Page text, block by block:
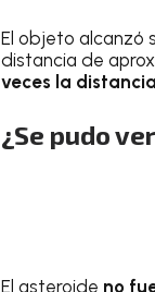
El objeto alcanzó
distancia de
veces la
¿Se pudo
El asteroide no